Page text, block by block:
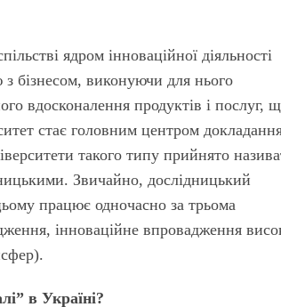
ядром інноваційної діяльності
з бізнесом, виконуючи для нього
вдосконалення продуктів і послуг,
стає головним центром
такого типу прийнято
Звичайно, дослідницький
працює одночасно за трьома
інноваційне впровадження
в Україні?